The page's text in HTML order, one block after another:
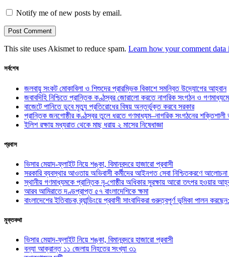
Notify me of new posts by email.
This site uses Akismet to reduce spam. Learn how your comment data
সর্বশেষ
জলবায়ু সংকট মোকাবিলা ও শিশুদের প্রারম্ভিক বিকাশে সমন্বিত উদ্যোগের আহ্বান
জবাবদিহি নিশ্চিতে প্রান্তিক কণ্ঠস্বর জোরালো করতে নাগরিক সংগঠন ও
বাজেটে পানিতে ডুবে মৃত্যু প্রতিরোধের বিষয় অন্তর্ভুক্ত করবে সরকার
প্রান্তিক জনগোষ্ঠীর কণ্ঠস্বর তুলে ধরতে গণমাধ্যম–নাগরিক সংগঠনের শক্তিশালী
ইলিশ রক্ষায় মধ্যরাত থেকে মাছ ধরায় ২ মাসের নিষেধাজ্ঞা
প্রবাস
ভিসার মেয়াদ-ফ্লাইট নিয়ে শঙ্কা, বিমানবন্দরে হাজারো প্রবাসী
সরকারি ব্যবস্থার আওতায় অভিবাসী কর্মীদের আইনগত সেবা নিশ্চিতকরণে
স্থানীয় গণমাধ্যমকে প্রান্তিক নৃ-গোষ্ঠীর অধিকার সুরক্ষায় আরো তৎপর হওয়ার
আরব আমিরাতে দণ্ডপ্রাপ্ত ৫৭ বাংলাদেশিকে ক্ষমা
বাংলাদেশের ইতিবাচক ব্র্যান্ডিংয়ে প্রবাসী সাংবাদিকরা গুরুত্বপূর্ণ ভূমিকা পালন
মুক্তকথা
ভিসার মেয়াদ-ফ্লাইট নিয়ে শঙ্কা, বিমানবন্দরে হাজারো প্রবাসী
বন্যা আক্রান্ত ১১ জেলায় নিহতের সংখ্যা ৩১